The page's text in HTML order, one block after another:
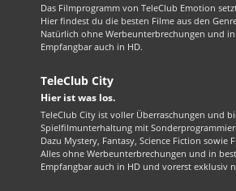
Das Filmprogramm von TeleClub Emotion
Hier findest du die besten Filme aus den
Natürlich ohne Werbeunterbrechungen und
Empfangbar auch in HD.
TeleClub City
Hier ist was los.
TeleClub City ist voller Überraschungen und
Spielfilmunterhaltung mit
Dazu Mystery, Fantasy, Science Fiction
Alles ohne Werbeunterbrechungen und in
Empfangbar auch in HD und vorerst exklusiv